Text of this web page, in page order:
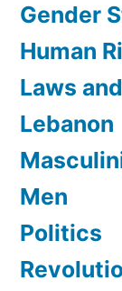
Gender
Human
Laws
Lebanon
Men
Politics